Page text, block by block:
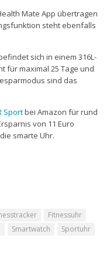
Mate App übertragen
steht ebenfalls
sich in einem 316L-
für maximal 25 Tage und
sind das
Sportbei Amazon für rund
von 11 Euro
smarte Uhr.
Fitnessuhr
Smartwatch
Sportuhr